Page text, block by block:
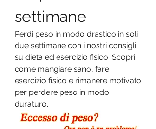
settimane
Perdi peso in modo drastico in soli
due settimane con i nostri consigli
su dieta ed esercizio fisico. Scopri
come mangiare sano, fare
esercizio fisico e rimanere motivato
per perdere peso in modo
duraturo.